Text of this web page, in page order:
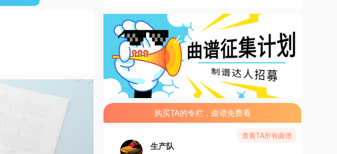
购买TA的专栏，曲谱免费看
生产队
查看TA所有曲谱